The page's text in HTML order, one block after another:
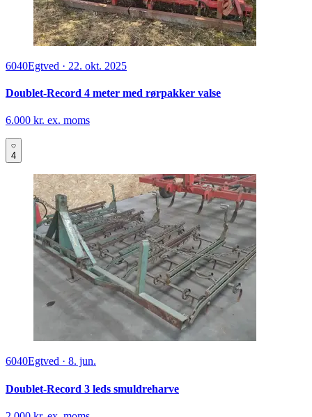
6040Egtved · 22. okt. 2025
Doublet-Record 4 meter med rørpakker valse
6.000 kr. ex. moms
4
6040Egtved · 8. jun.
Doublet-Record 3 leds smuldreharve